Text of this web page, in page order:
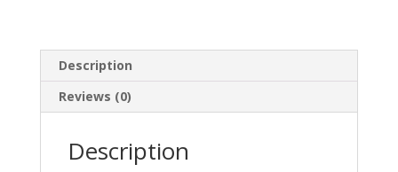
Description
Reviews (0)
Description